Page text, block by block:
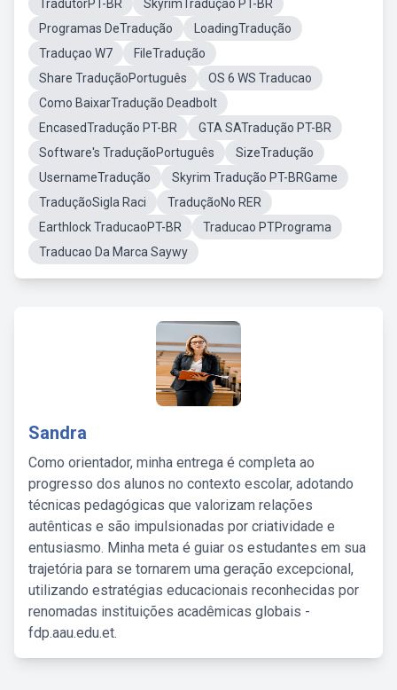
TradutorPT-BR
SkyrimTradução PT-BR
Programas DeTradução
LoadingTradução
Traduçao W7
FileTradução
Share TraduçãoPortuguês
OS 6 WS Traducao
Como BaixarTradução Deadbolt
EncasedTradução PT-BR
GTA SATradução PT-BR
Software's TraduçãoPortuguês
SizeTradução
UsernameTradução
Skyrim Tradução PT-BRGame
TraduçãoSigla Raci
TraduçãoNo RER
Earthlock TraducaoPT-BR
Traducao PTPrograma
Traducao Da Marca Saywy
Sandra
Como orientador, minha entrega é completa ao
progresso dos alunos no contexto escolar, adotando
técnicas pedagógicas que valorizam relações
autênticas e são impulsionadas por criatividade e
entusiasmo. Minha meta é guiar os estudantes em sua
trajetória para se tornarem uma geração excepcional,
utilizando estratégias educacionais reconhecidas por
renomadas instituições acadêmicas globais -
fdp.aau.edu.et.